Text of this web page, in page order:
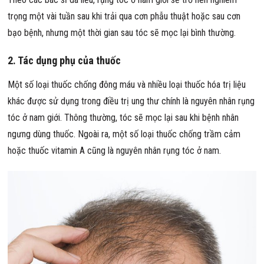
trọng một vài tuần sau khi trải qua cơn phẫu thuật hoặc sau cơn
bạo bệnh, nhưng một thời gian sau tóc sẽ mọc lại bình thường.
2. Tác dụng phụ của thuốc
Một số loại thuốc chống đông máu và nhiều loại thuốc hóa trị liệu
khác được sử dụng trong điều trị ung thư chính là nguyên nhân rụng
tóc ở nam giới. Thông thường, tóc sẽ mọc lại sau khi bệnh nhân
ngưng dùng thuốc. Ngoài ra, một số loại thuốc chống trầm cảm
hoặc thuốc vitamin A cũng là nguyên nhân rụng tóc ở nam.